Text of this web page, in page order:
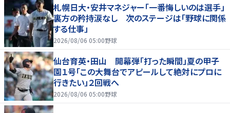
札幌日大・安井マネジャー「一番悔しいのは選手」
裏方の矜持涙なし 次のステージは「野球に関係
する仕事」
2026/08/06 05:00野球
仙台育英・田山 開幕弾「打った瞬間」夏の甲子
園１号「この大舞台でアピールして絶対にプロに
行きたい」２回戦へ
2026/08/06 05:00野球